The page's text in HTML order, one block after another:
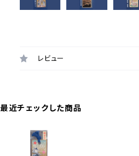
レビュー
最近チェックした商品